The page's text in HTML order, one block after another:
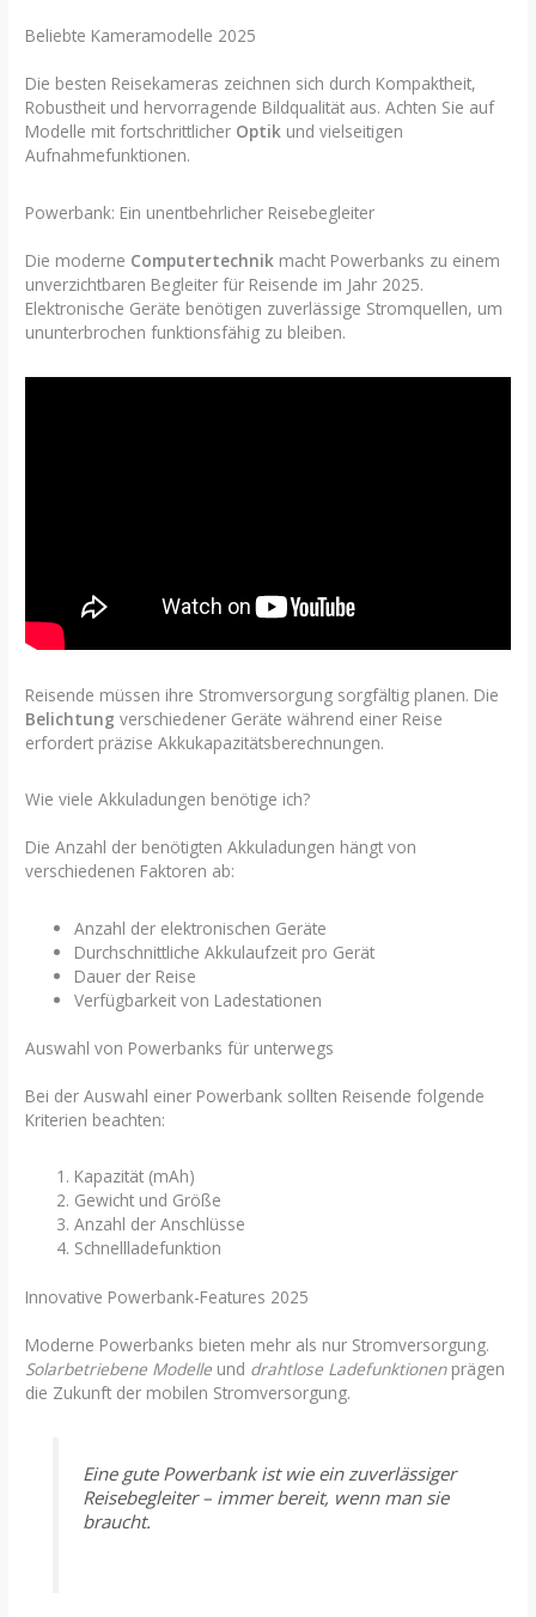
Beliebte Kameramodelle 2025
Die besten Reisekameras zeichnen sich durch Kompaktheit,
Robustheit und hervorragende Bildqualität aus. Achten Sie auf
Modelle mit fortschrittlicher Optik und vielseitigen
Aufnahmefunktionen.
Powerbank: Ein unentbehrlicher Reisebegleiter
Die moderne Computertechnik macht Powerbanks zu einem
unverzichtbaren Begleiter für Reisende im Jahr 2025.
Elektronische Geräte benötigen zuverlässige Stromquellen, um
ununterbrochen funktionsfähig zu bleiben.
Reisende müssen ihre Stromversorgung sorgfältig planen. Die
Belichtung verschiedener Geräte während einer Reise
erfordert präzise Akkukapazitätsberechnungen.
Wie viele Akkuladungen benötige ich?
Die Anzahl der benötigten Akkuladungen hängt von
verschiedenen Faktoren ab:
Anzahl der elektronischen Geräte
Durchschnittliche Akkulaufzeit pro Gerät
Dauer der Reise
Verfügbarkeit von Ladestationen
Auswahl von Powerbanks für unterwegs
Bei der Auswahl einer Powerbank sollten Reisende folgende
Kriterien beachten:
Kapazität (mAh)
Gewicht und Größe
Anzahl der Anschlüsse
Schnellladefunktion
Innovative Powerbank-Features 2025
Moderne Powerbanks bieten mehr als nur Stromversorgung.
Solarbetriebene Modelle und drahtlose Ladefunktionenprägen
die Zukunft der mobilen Stromversorgung.
Eine gute Powerbank ist wie ein zuverlässiger
Reisebegleiter – immer bereit, wenn man sie
braucht.